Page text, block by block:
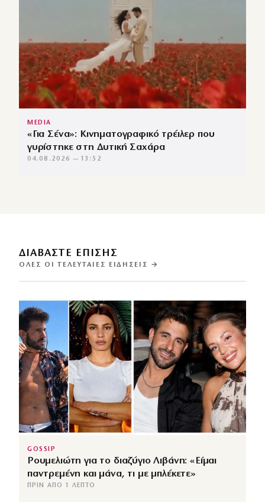
MEDIA
«Για Σένα»: Κινηματογραφικό τρέιλερ που
γυρίστηκε στη Δυτική Σαχάρα
04.08.2026 — 13:52
ΔΙΑΒΑΣΤΕ ΕΠΙΣΗΣ
ΌΛΕΣ ΟΙ ΤΕΛΕΥΤΑΊΕΣ ΕΙΔΉΣΕΙΣ →
GOSSIP
Ρουμελιώτη για το διαζύγιο Λιβάνη: «Είμαι
παντρεμένη και μάνα, τι με μπλέκετε»
ΠΡΙΝ ΑΠΌ 1 ΛΕΠΤΌ